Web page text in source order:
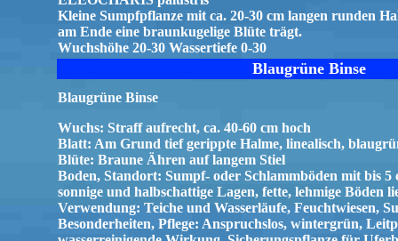
Kleine Sumpfpflanze mit ca. 20-30 cm langen runden
am Ende eine braunkugelige Blüte trägt.
Wuchshöhe 20-30 Wassertiefe 0-30
Blaugrüne Binse
Blaugrüne Binse
Wuchs: Straff aufrecht, ca. 40-60 cm hoch
Blatt: Am Grund tief gerippte Halme, linealisch,
Blüte: Braune Ähren auf langem Stiel
Boden, Standort: Sumpf- oder Schlammböden mit bis 5
sonnige und halbschattige Lagen, fette, lehmige Böden
Verwendung: Teiche und Wasserläufe, Feuchtwiesen,
Besonderheiten, Pflege: Anspruchslos, wintergrün,